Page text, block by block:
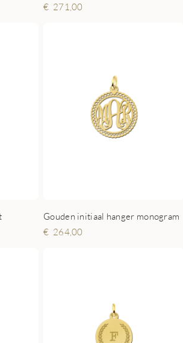
271,00
Gouden initiaal hanger monogram
264,00